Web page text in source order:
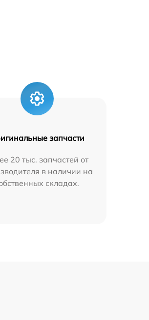
запчасти
20 тыс. запчастей от
в наличии на
складах.